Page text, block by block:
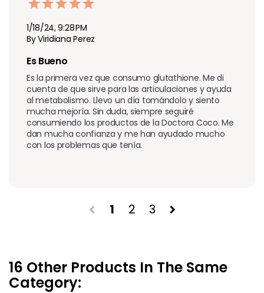
1/18/24, 9:28 PM
By Viridiana Perez
Es Bueno
Es la primera vez que consumo glutathione. Me di
cuenta de que sirve para las articulaciones y ayuda
al metabolismo. Llevo un día tomándolo y siento
mucha mejoría. Sin duda, siempre seguiré
consumiendo los productos de la Doctora Coco. Me
dan mucha confianza y me han ayudado mucho
con los problemas que tenía.
chevron_left 1 2 3 chevron_right
16 Other Products In The Same
Category: